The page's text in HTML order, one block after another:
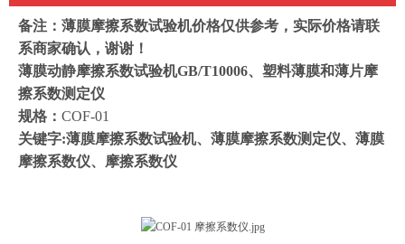
备注：薄膜摩擦系数试验机价格仅供参考，实际价格请联
系商家确认，谢谢！
薄膜动静摩擦系数试验机GB/T10006、塑料薄膜和薄片摩
擦系数测定仪
规格： COF-01
关键字:薄膜摩擦系数试验机、薄膜摩擦系数测定仪、薄膜
摩擦系数仪、摩擦系数仪